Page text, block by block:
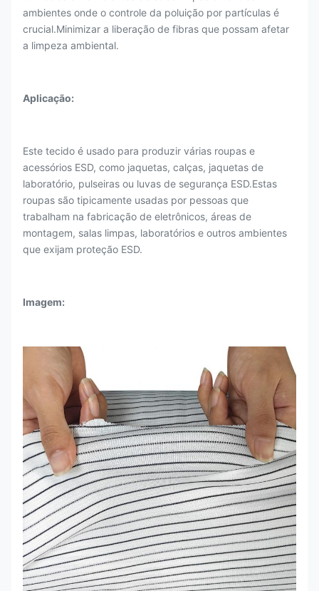
ambientes onde o controle da poluição por partículas é
crucial.Minimizar a liberação de fibras que possam afetar
a limpeza ambiental.
Aplicação:
Este tecido é usado para produzir várias roupas e
acessórios ESD, como jaquetas, calças, jaquetas de
laboratório, pulseiras ou luvas de segurança ESD.Estas
roupas são tipicamente usadas por pessoas que
trabalham na fabricação de eletrônicos, áreas de
montagem, salas limpas, laboratórios e outros ambientes
que exijam proteção ESD.
Imagem: